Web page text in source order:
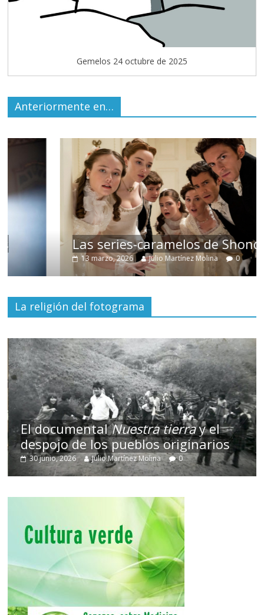
Gemelos 24 octubre de 2025
Anteriormente en…
Las series-caramelos de Shondaland
13 marzo, 2026 Julio Martínez Molina 0
La religión del fotograma
El documentalNuestra tierray el
despojo de los pueblos originarios
30 junio, 2026 Julio Martínez Molina 0